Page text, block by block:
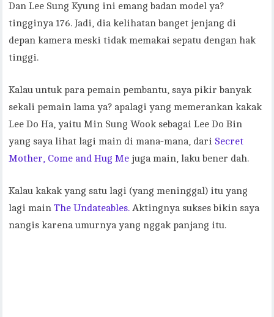
Dan Lee Sung Kyung ini emang badan model ya?
tingginya 176. Jadi, dia kelihatan banget jenjang di
depan kamera meski tidak memakai sepatu dengan hak
tinggi.
Kalau untuk para pemain pembantu, saya pikir banyak
sekali pemain lama ya? apalagi yang memerankan kakak
Lee Do Ha, yaitu Min Sung Wook sebagai Lee Do Bin
yang saya lihat lagi main di mana-mana, dari Secret
Mother, Come and Hug Me juga main, laku bener dah.
Kalau kakak yang satu lagi (yang meninggal) itu yang
lagi mainThe Undateables. Aktingnya sukses bikin saya
nangis karena umurnya yang nggak panjang itu.